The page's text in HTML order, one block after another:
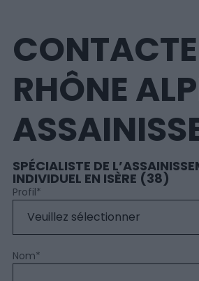
RHÔNE
SPÉCIALISTE DE
INDIVIDUEL EN ISÈRE (38)
Profil*
Nom*